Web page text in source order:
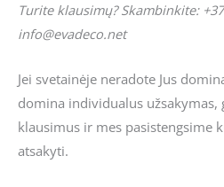
Turite klausimų? Skambinkite:
info@evadeco.net
Jei svetainėje neradote Jus
domina individualus
klausimus ir mes pasistengsime
atsakyti.